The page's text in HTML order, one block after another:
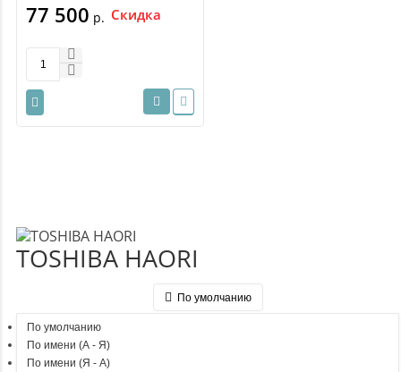
77 500 р. Скидка
TOSHIBA HAORI
По умолчанию
По умолчанию
По имени (A - Я)
По имени (Я - A)